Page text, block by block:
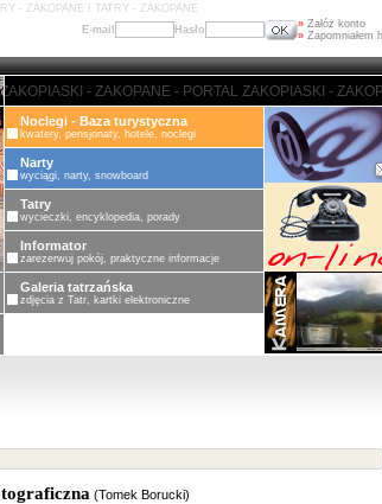
- ZAKOPANE I TATRY - ZAKOPANE
E-mail
Hasło » Załóż konto
» Zapomniałem
ZAKOPANE - PORTAL ZAKOPIASKI - ZAKOPANE -
Noclegi - Baza turystyczna
kwatery, pensjonaty, hotele, noclegi
Narty
wyciągi, narty, snowboard
Tatry
wycieczki, encyklopedia, porady
Informator
zarezerwuj pokój, praktyczne informacje
Galeria tatrzańska
zdjęcia z Tatr, kartki elektroniczne
(Tomek Borucki)